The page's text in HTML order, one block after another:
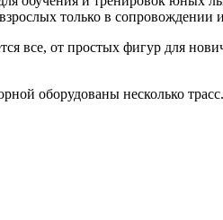
только в сопровождении
все, от простых фигур для
оборудованы несколько трасс.